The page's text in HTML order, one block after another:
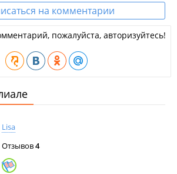
на комментарии
пожалуйста, авторизуйтесь!
Lisa
Отзывов4